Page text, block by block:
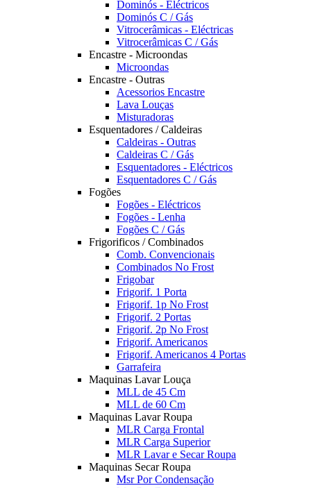
Dominós - Eléctricos
Dominós C / Gás
Vitrocerâmicas - Eléctricas
Vitrocerâmicas C / Gás
Encastre - Microondas
Microondas
Encastre - Outras
Acessorios Encastre
Lava Louças
Misturadoras
Esquentadores / Caldeiras
Caldeiras - Outras
Caldeiras C / Gás
Esquentadores - Eléctricos
Esquentadores C / Gás
Fogões
Fogões - Eléctricos
Fogões - Lenha
Fogões C / Gás
Frigorificos / Combinados
Comb. Convencionais
Combinados No Frost
Frigobar
Frigorif. 1 Porta
Frigorif. 1p No Frost
Frigorif. 2 Portas
Frigorif. 2p No Frost
Frigorif. Americanos
Frigorif. Americanos 4 Portas
Garrafeira
Maquinas Lavar Louça
MLL de 45 Cm
MLL de 60 Cm
Maquinas Lavar Roupa
MLR Carga Frontal
MLR Carga Superior
MLR Lavar e Secar Roupa
Maquinas Secar Roupa
Msr Por Condensação